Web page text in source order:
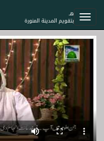
هـ
بتقويم المدينة المنورة